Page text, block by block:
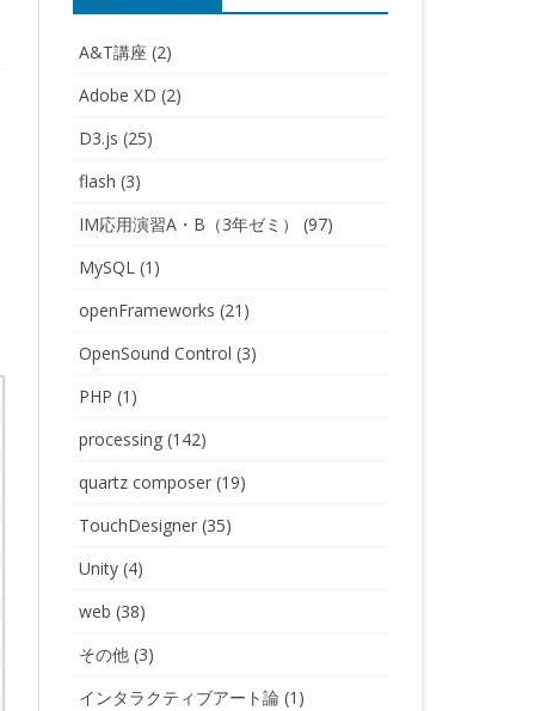
A&T講座 (2)
Adobe XD (2)
D3.js (25)
flash (3)
IM応用演習A・B（3年ゼミ）
(97)
MySQL(1)
openFrameworks (21)
OpenSound Control (3)
PHP (1)
processing(142)
quartz composer(19)
TouchDesigner(35)
Unity(4)
web (38)
その他(3)
インタラクティブアート論(1)